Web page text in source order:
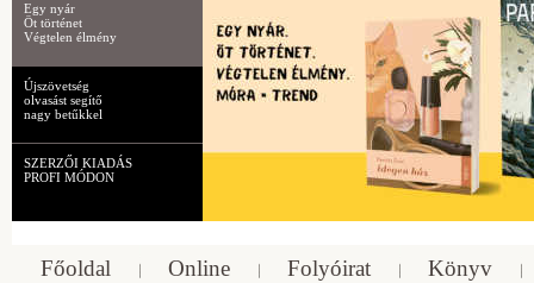
Egy nyár
Öt történet
Végtelen élmény
Újszövetség
olvasást segítő
nagy betűkkel
SZERZŐI KIADÁS
PROFI MÓDON
Főoldal Online Folyóirat Könyv